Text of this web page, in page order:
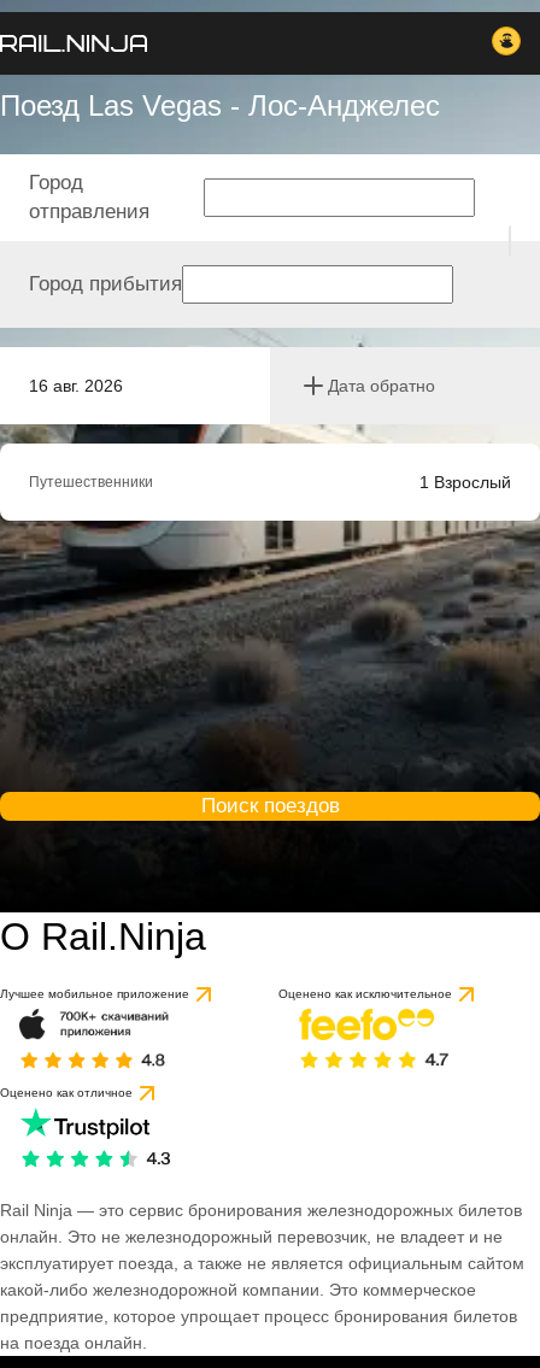
Поезд Las Vegas - Лос-Анджелес
16 авг. 2026 Дата обратно
Город
отправления
Город прибытия
Путешественники 1 Взрослый
Поиск поездов
О Rail.Ninja
Лучшее мобильное приложение Оценено как исключительное
Оценено как отличное
Rail Ninja — это сервис бронирования железнодорожных билетов
онлайн. Это не железнодорожный перевозчик, не владеет и не
эксплуатирует поезда, а также не является официальным сайтом
какой-либо железнодорожной компании. Это коммерческое
предприятие, которое упрощает процесс бронирования билетов
на поезда онлайн.